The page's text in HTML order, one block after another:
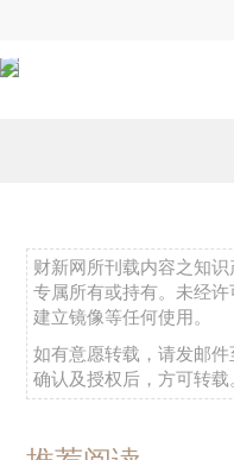
财新网所刊载内容之知
专属所有或持有。未经
建立镜像等任何使用。
如有意愿转载，请发邮件
确认及授权后，方可转载